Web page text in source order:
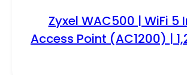
Zyxel WAC500 | WiFi 5
Access Point (AC1200) |